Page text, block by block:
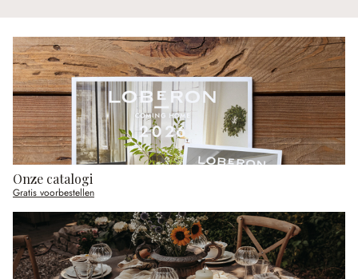
Onze catalogi
Gratis voorbestellen